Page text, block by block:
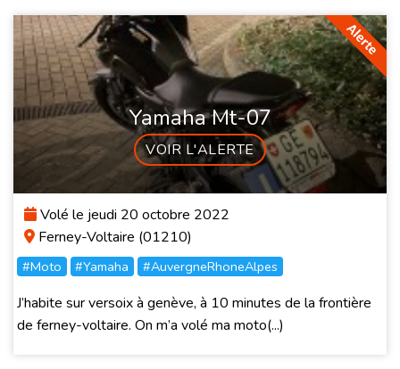
Yamaha Mt-07
VOIR L'ALERTE
Volé le jeudi 20 octobre 2022
Ferney-Voltaire (01210)
#Moto #Yamaha #AuvergneRhoneAlpes
J’habite sur versoix à genève, à 10 minutes de la frontière
de ferney-voltaire. On m’a volé ma moto(...)